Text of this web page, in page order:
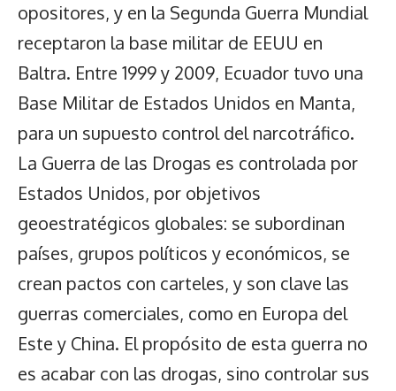
opositores, y en la Segunda Guerra Mundial
receptaron la base militar de EEUU en
Baltra. Entre 1999 y 2009, Ecuador tuvo una
Base Militar de Estados Unidos en Manta,
para un supuesto control del narcotráfico.
La Guerra de las Drogas es controlada por
Estados Unidos, por objetivos
geoestratégicos globales: se subordinan
países, grupos políticos y económicos, se
crean pactos con carteles, y son clave las
guerras comerciales, como en Europa del
Este y China. El propósito de esta guerra no
es acabar con las drogas, sino controlar sus